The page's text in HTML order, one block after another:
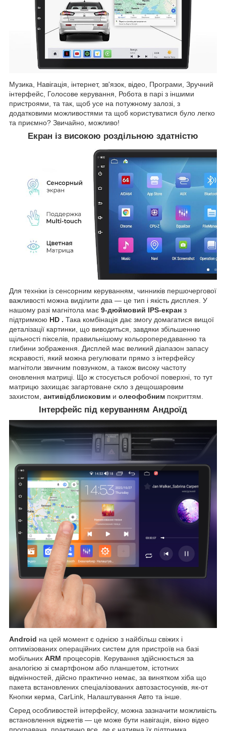
Музика, Навігація, інтернет, зв'язок, відео, Програми, Зручний
інтерфейс, Голосове керування, Робота в парі з іншими
пристроями, та так, щоб усе на потужному залозі, з
додатковими можливостями та щоб користуватися було легко
та приємно? Звичайно, можливо!
Екран із високою роздільною здатністю
Для техніки із сенсорним керуванням, чинників першочергової
важливості можна виділити два — це тип і якість дисплея. У
нашому разі магнітола має 9-дюймовий IPS-екран з
підтримкою HD . Така комбінація дає змогу домагатися вищої
деталізації картинки, що виводиться, завдяки збільшенню
щільності пікселів, правильнішому кольоропередаванню та
глибини зображення. Дисплей має великий діапазон запасу
яскравості, який можна регулювати прямо з інтерфейсу
магнітоли звичним повзунком, а також високу частоту
оновлення матриці. Що ж стосується робочої поверхні, то тут
матрицю захищає загартоване скло з дещошаровим
захистом, антивідблисковим и олеофобним покриттям.
Інтерфейс під керуванням Андроїд
Android на цей момент є однією з найбільш свіжих і
оптимізованих операційних систем для пристроїв на базі
мобільних ARM процесорів. Керування здійснюється за
аналогією зі смартфоном або планшетом, істотних
відмінностей, дійсно практично немає, за винятком хіба що
пакета встановлених спеціалізованих автозастосунків, як-от
Кнопки керма, CarLink, Налаштування Авто та інше.
Серед особливостей інтерфейсу, можна зазначити можливість
встановлення віджетів — це може бути навігація, вікно відео